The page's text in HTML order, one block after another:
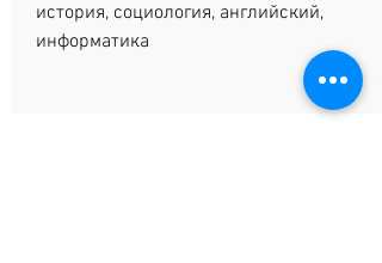
история, социология, английский,
информатика